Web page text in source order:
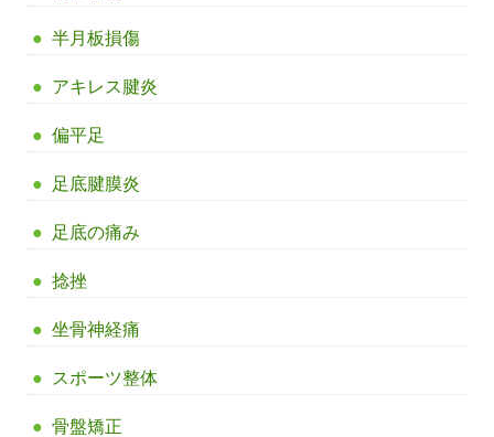
半月板損傷
アキレス腱炎
偏平足
足底腱膜炎
足底の痛み
捻挫
坐骨神経痛
スポーツ整体
骨盤矯正